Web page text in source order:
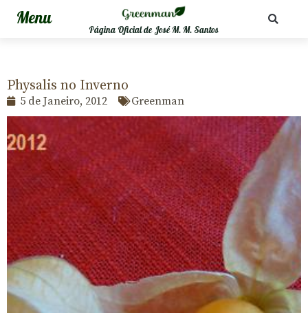
Página Oficial de José M. M. Santos
Physalis no Inverno
5 de Janeiro, 2012 Greenman